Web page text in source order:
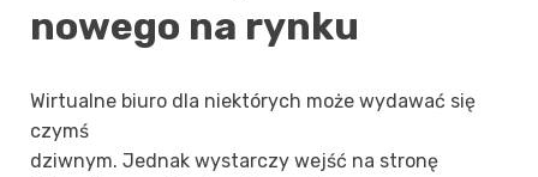
nowego na rynku
Wirtualne biuro dla niektórych może wydawać się
czymś
dziwnym. Jednak wystarczy wejść na stronę